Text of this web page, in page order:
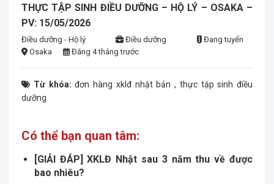
THỰC TẬP SINH ĐIỀU DƯỠNG – HỘ LÝ – OSAKA –
PV: 15/05/2026
Điều dưỡng - Hộ lý Điều dưỡng
Đang tuyển
Osaka
Đăng 4 tháng trước
Từ khóa: đơn hàng xklđ nhật bản , thực tập sinh điều
dưỡng
Có thể bạn quan tâm:
[GIẢI ĐÁP] XKLĐ Nhật sau 3 năm thu về được
bao nhiêu?